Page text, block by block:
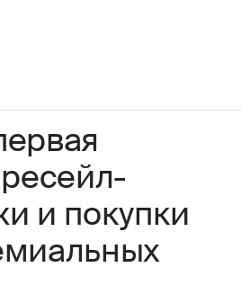
и покупки